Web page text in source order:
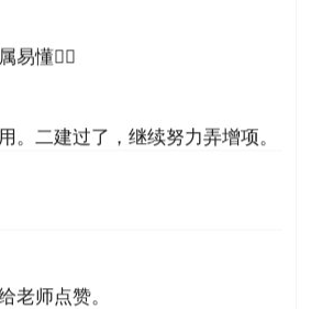
易懂👍🏻
。二建过了，继续努力弄增项。
老师点赞。